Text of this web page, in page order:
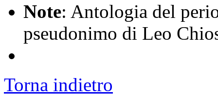
Note: Antologia del
pseudonimo di Leo
Torna indietro